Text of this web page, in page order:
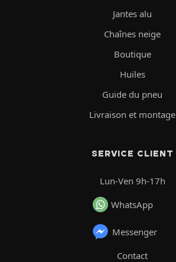
Jantes alu
Chaînes neige
Boutique
Huiles
Guide du pneu
Livraison et montage
SERVICE CLIENT
Lun-Ven 9h-17h
WhatsApp
Messenger
Contact